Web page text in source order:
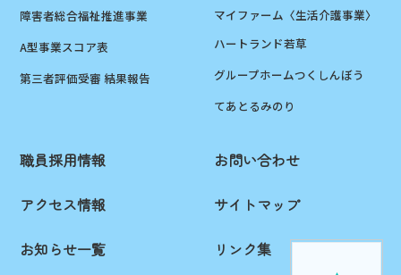
障害者総合福祉推進事業
A型事業スコア表
第三者評価受審 結果報告
マイファーム〈生活介護事業〉
ハートランド若草
グループホームつくしんぼう
てあとるみのり
職員採用情報 お問い合わせ
アクセス情報 サイトマップ
お知らせ一覧 リンク集